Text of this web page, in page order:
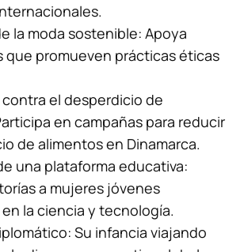
la moda sostenible: Apoya
que promueven prácticas éticas
contra el desperdicio de
en campañas para reducir
de alimentos en Dinamarca.
una plataforma educativa:
a mujeres jóvenes
la ciencia y tecnología.
Su infancia viajando